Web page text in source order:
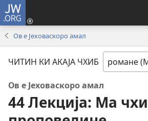
JW.ORG
Ов е Јеховаскоро амал
ЧИТИН КИ АКАЈА ЧХИБ
Ов е Јеховаскоро амал
44 Лекција: Ма